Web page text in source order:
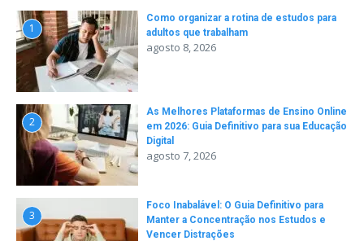
1
Como organizar a rotina de estudos para
adultos que trabalham
agosto 8, 2026
2
As Melhores Plataformas de Ensino Online
em 2026: Guia Definitivo para sua Educação
Digital
agosto 7, 2026
3
Foco Inabalável: O Guia Definitivo para
Manter a Concentração nos Estudos e
Vencer Distrações